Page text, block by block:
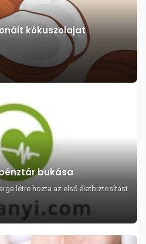
kókuszolajat
bukása
létre hozta az első életbiztosítást